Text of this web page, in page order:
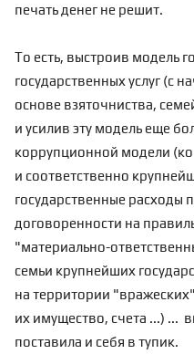
печать денег не решит.
То есть, выстроив модель
государственных услуг (с
основе взяточниства,
и усилив эту модель еще
коррупционной модели
и соответственно
государственные расходы
договоренности на
"материально-
семьи крупнейших
на территории
их имущество, счета ...) ...
поставила и себя в тупик.